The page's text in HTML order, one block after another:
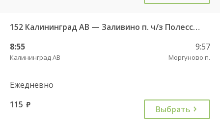
152 Калининград АВ — Заливино п. ч/з Полесск г.
8:55
Калининград АВ
9:57
Моргуново п.
Ежедневно
115 руб. Выбрать